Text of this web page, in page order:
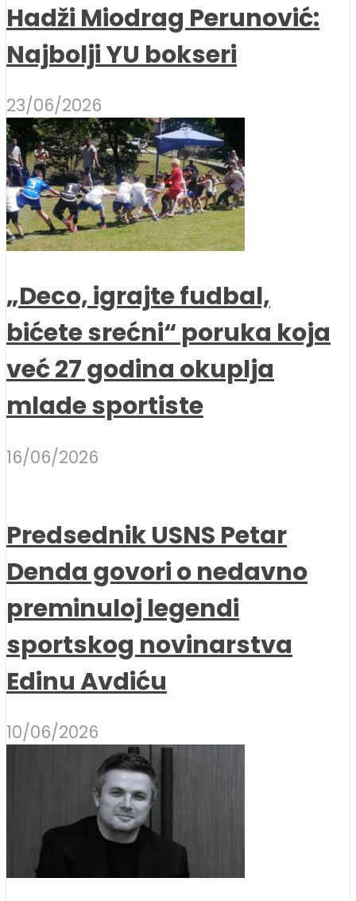
Hadži Miodrag Perunović:
Najbolji YU bokseri
23/06/2026
„Deco, igrajte fudbal,
bićete srećni“ poruka koja
već 27 godina okuplja
mlade sportiste
16/06/2026
Predsednik USNS Petar
Denda govori o nedavno
preminuloj legendi
sportskog novinarstva
Edinu Avdiću
10/06/2026